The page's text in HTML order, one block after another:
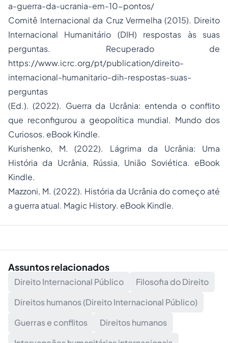
a-guerra-da-ucrania-em-10-pontos/
Comitê Internacional da Cruz Vermelha (2015). Direito
Internacional Humanitário (DIH) respostas às suas
perguntas. Recuperado de
https://www.icrc.org/pt/publication/direito-
internacional-humanitario-dih-respostas-suas-
perguntas
(Ed.). (2022). Guerra da Ucrânia: entenda o conflito
que reconfigurou a geopolítica mundial. Mundo dos
Curiosos. eBook Kindle.
Kurishenko, M. (2022). Lágrima da Ucrânia: Uma
História da Ucrânia, Rússia, União Soviética. eBook
Kindle.
Mazzoni, M. (2022). História da Ucrânia do começo até
a guerra atual. Magic History. eBook Kindle.
Assuntos relacionados
Direito Internacional Público
Filosofia do Direito
Direitos humanos (Direito Internacional Público)
Guerras e conflitos
Direitos humanos